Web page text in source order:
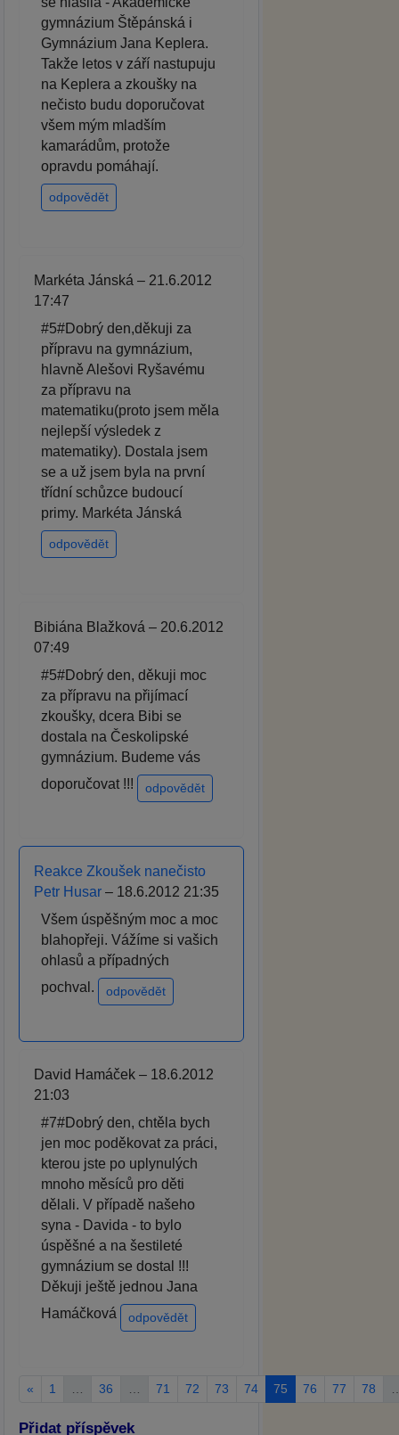
gymnázium Štěpánská i
Gymnázium Jana Keplera.
Takže letos v září nastupuju
na Keplera a zkoušky na
nečisto budu doporučovat
všem mým mladším
kamarádům, protože
opravdu pomáhají.
odpovědět
Markéta Jánská – 21.6.2012
17:47
#5#Dobrý den,děkuji za
přípravu na gymnázium,
hlavně Alešovi Ryšavému
za přípravu na
matematiku(proto jsem měla
nejlepší výsledek z
matematiky). Dostala jsem
se a už jsem byla na první
třídní schůzce budoucí
primy. Markéta Jánská
odpovědět
Bibiána Blažková – 20.6.2012
07:49
#5#Dobrý den, děkuji moc
za přípravu na přijímací
zkoušky, dcera Bibi se
dostala na Českolipské
gymnázium. Budeme vás
doporučovat !!!
odpovědět
Reakce Zkoušek nanečisto
Petr Husar – 18.6.2012 21:35
Všem úspěšným moc a moc
blahopřeji. Vážíme si vašich
ohlasů a případných
pochval.
odpovědět
David Hamáček – 18.6.2012
21:03
#7#Dobrý den, chtěla bych
jen moc poděkovat za práci,
kterou jste po uplynulých
mnoho měsíců pro děti
dělali. V případě našeho
syna - Davida - to bylo
úspěšné a na šestileté
gymnázium se dostal !!!
Děkuji ještě jednou Jana
Hamáčková
odpovědět
« 1 36 71 72 73 74 75 76 77 78
Přidat příspěvek